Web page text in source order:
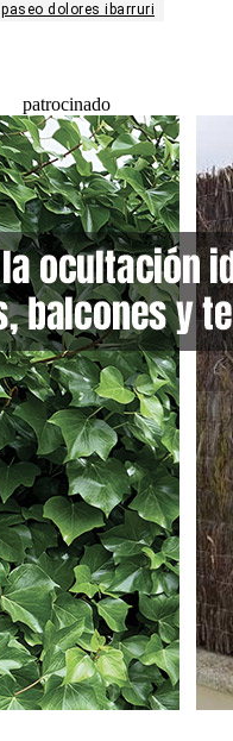
paseo dolores ibarruri
patrocinado